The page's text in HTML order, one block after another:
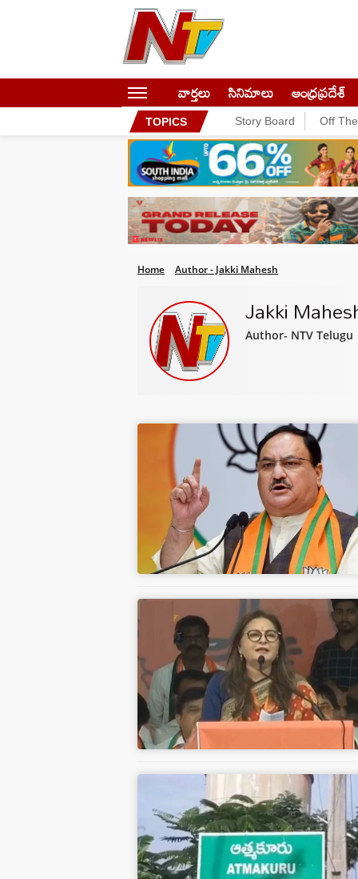
వార్తలు సినిమాలు ఆంధ్రప్రదేశ్
TOPICS Story Board Off
Home Author - Jakki Mahesh
Jakki
Author- NTV Telugu